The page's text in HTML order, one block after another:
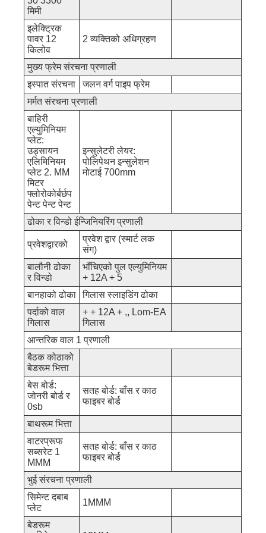
मिमी
इलेक्ट्रिक
पावर 12
किलोव
2 व्यक्तिको अधिग्रहण
मुख्य फ्रेम संरचना प्रणाली
इस्पात संरचना
जलन वर्ग पाइप फ्रेम
मर्मत संरचना प्रणाली
बाहिरी
एल्युमिनियम
प्लेट:
उड्सायन
एलिमिनियम
प्लेट 2. MM
मिटर
फ्लोरोकोर्बर्छप
पेन्ट पेन्ट पेन्ट
इन्सुलेटरी लेयर:
पोलिपेथन इन्सुलेशन
मोटाई 700mm
ढोका र विन्डो ईन्जिनियरिंग प्रणाली
प्रवेशद्वारको
प्रवेश द्वार (स्मार्ट लक
संग)
बालौनी ढोका
र विन्डो
भाँचिएको पुल एल्युमिनियम
+ 12A + 5
बानहाको ढोका
गिलास स्लाइडिंग ढोका
पर्दाको वाल
गिलास
+ + 12A + ,, Lom-EA
गिलास
आन्तरिक वाल 1 प्रणाली
बैठक कोठाको
बेडरूम भित्ता
बेस बोर्ड:
जोनरी बोर्ड र
0sb
सतह बोर्ड: बाँस र काठ
फाइबर बोर्ड
बाथरूम भित्ता
वाटरप्रूफ
सब्सरेट 1
MMM
सतह बोर्ड: बाँस र काठ
फाइबर बोर्ड
भुई संरचना प्रणाली
सिमेन्ट दबाब
प्लेट
1MMM
बेडरूम